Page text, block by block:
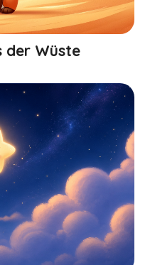
der Wüste